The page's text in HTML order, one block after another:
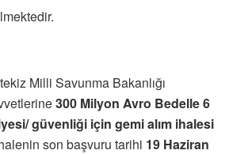
Milli Savunma Bakanlığı
300 Milyon Avro Bedelle 6
güvenliği için gemialım ihalesi
son başvuru tarihi 19 Haziran